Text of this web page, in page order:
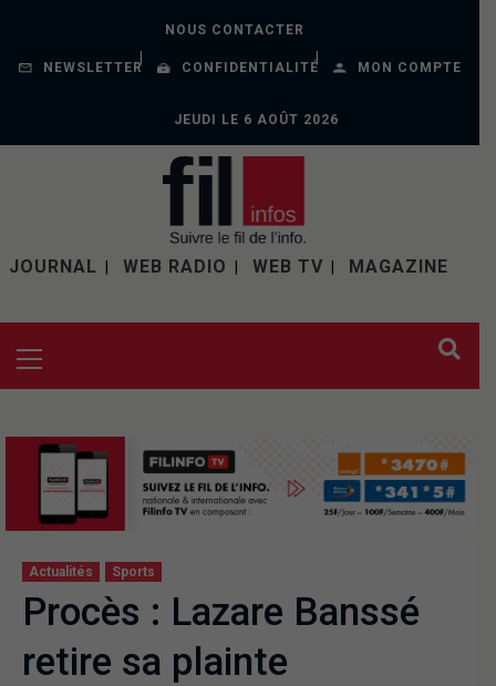
NOUS CONTACTER
NEWSLETTER CONFIDENTIALITÉ MON COMPTE
JEUDI LE 6 AOÛT 2026
JOURNAL WEB RADIO WEB TV MAGAZINE
Actualités Sports
Procès : Lazare Banssé
retire sa plainte